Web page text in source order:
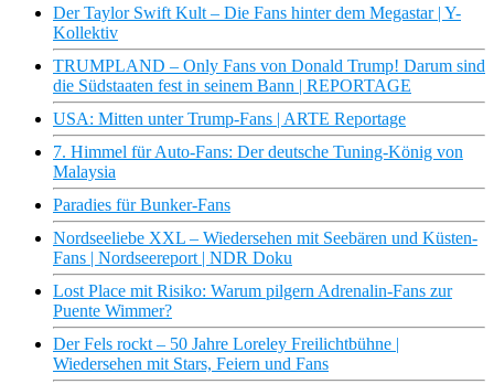
Der Taylor Swift Kult – Die Fans hinter dem Megastar | Y-
Kollektiv
TRUMPLAND – Only Fans von Donald Trump! Darum sind
die Südstaaten fest in seinem Bann | REPORTAGE
USA: Mitten unter Trump-Fans | ARTE Reportage
7. Himmel für Auto-Fans: Der deutsche Tuning-König von
Malaysia
Paradies für Bunker-Fans
Nordseeliebe XXL – Wiedersehen mit Seebären und Küsten-
Fans | Nordseereport | NDR Doku
Lost Place mit Risiko: Warum pilgern Adrenalin-Fans zur
Puente Wimmer?
Der Fels rockt – 50 Jahre Loreley Freilichtbühne |
Wiedersehen mit Stars, Feiern und Fans